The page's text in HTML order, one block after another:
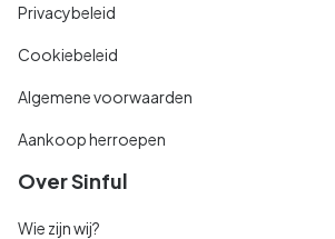
Privacybeleid
Cookiebeleid
Algemene voorwaarden
Aankoop herroepen
Over Sinful
Wie zijn wij?